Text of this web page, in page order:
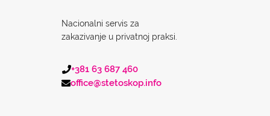
Nacionalni servis za
zakazivanje u privatnoj praksi.
+381 63 687 460
office@stetoskop.info